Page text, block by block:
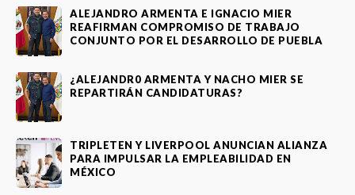
ALEJANDRO ARMENTA E IGNACIO MIER
REAFIRMAN COMPROMISO DE TRABAJO
CONJUNTO POR EL DESARROLLO DE PUEBLA
¿ALEJANDR0 ARMENTA Y NACHO MIER SE
REPARTIRÁN CANDIDATURAS?
TRIPLETEN Y LIVERPOOL ANUNCIAN ALIANZA
PARA IMPULSAR LA EMPLEABILIDAD EN
MÉXICO